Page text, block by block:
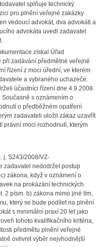
splňuje technický
pro plnění veřejné zakázky
vedoucí advokát, dva advokáti a
advokáta uvedl zadavatel
získal Úřad
zadávání předmětné veřejné
řízení z moci úřední, ve kterém
a vybraného uchazeče.
účastníci řízení dne 4.9.2008
s oznámením o
o předběžném opatření
zadavateli uložil zákaz uzavřít
právní moci rozhodnutí, kterým
j. S243/2008/VZ-
zadavatel nedodržel postup
zákona, když v oznámení o
na prokázání technických
2 písm. b) zákona mimo jiné tím,
který se bude podílet na plnění
s minimální praxí 20 let jako
tohoto kvalifikačního kritéria,
předmětu plnění veřejné
ovlivnit výběr nejvhodnější